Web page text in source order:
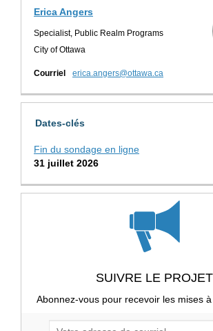
Erica Angers
Specialist, Public Realm Programs
City of Ottawa
Courriel erica.angers@ottawa.ca
Dates-clés
Fin du sondage en ligne
31 juillet 2026
SUIVRE LE PROJET
Abonnez-vous pour recevoir les mises
Votre adresse de courriel...